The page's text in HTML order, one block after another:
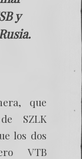
y
que
SZLK
los dos
VTB